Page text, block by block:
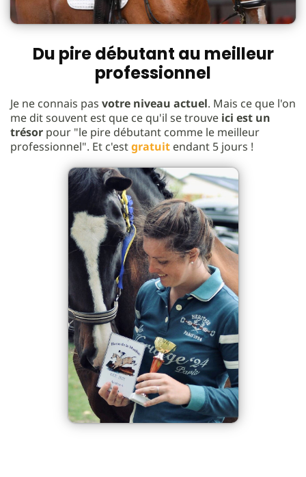
Du pire débutant au meilleur
professionnel
Je ne connais pas votre niveau actuel. Mais ce que l'on
me dit souvent est que ce qu'il se trouve ici est un
trésor pour "le pire débutant comme le meilleur
professionnel". Et c'estgratuit endant 5 jours !